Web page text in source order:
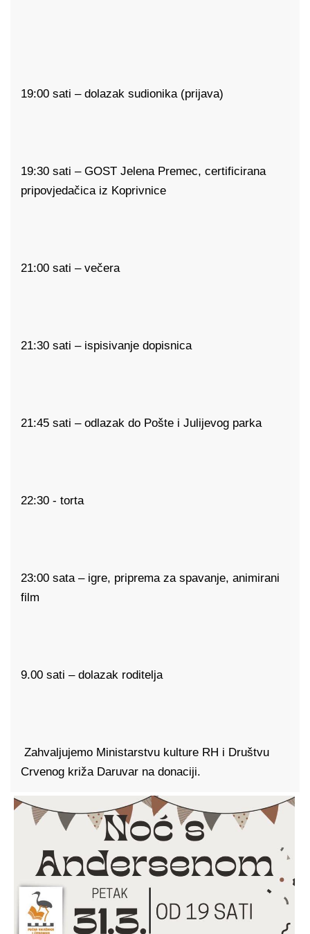
19:00 sati – dolazak sudionika (prijava)
19:30 sati – GOST Jelena Premec, certificirana
pripovjedačica iz Koprivnice
21:00 sati – večera
21:30 sati – ispisivanje dopisnica
21:45 sati – odlazak do Pošte i Julijevog parka
22:30 - torta
23:00 sata – igre, priprema za spavanje, animirani
film
9.00 sati – dolazak roditelja
Zahvaljujemo Ministarstvu kulture RH i Društvu
Crvenog križa Daruvar na donaciji.